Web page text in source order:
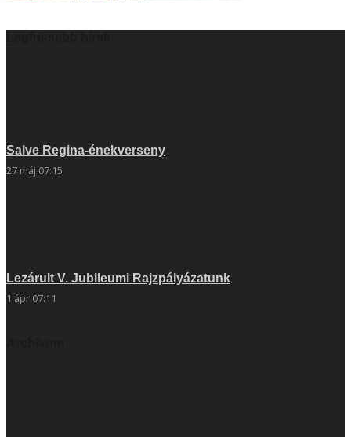
Salve Regina-énekverseny
27 máj 07:15
Lezárult V. Jubileumi Rajzpályázatunk
1 ápr 07:11